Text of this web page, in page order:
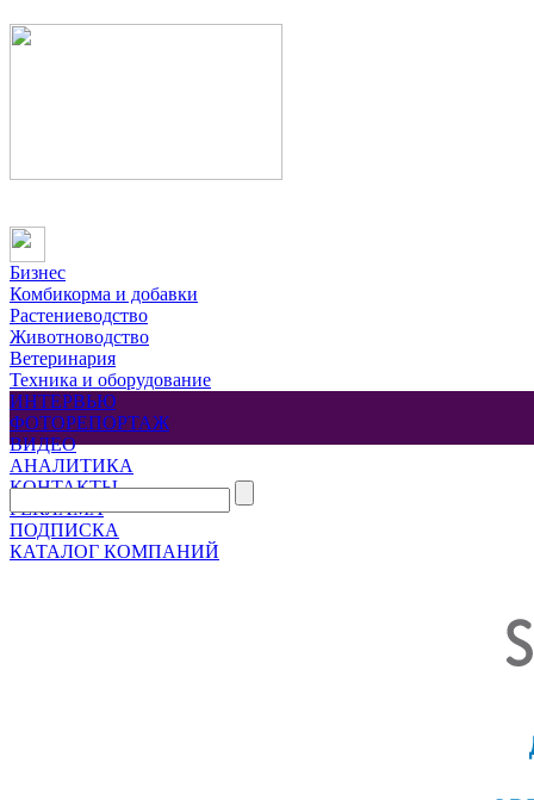
Бизнес
Комбикорма и добавки
Растениеводство
Животноводство
Ветеринария
Техника и оборудование
ИНТЕРВЬЮ
ФОТОРЕПОРТАЖ
ВИДЕО
АНАЛИТИКА
КОНТАКТЫ
РЕКЛАМА
ПОДПИСКА
КАТАЛОГ КОМПАНИЙ